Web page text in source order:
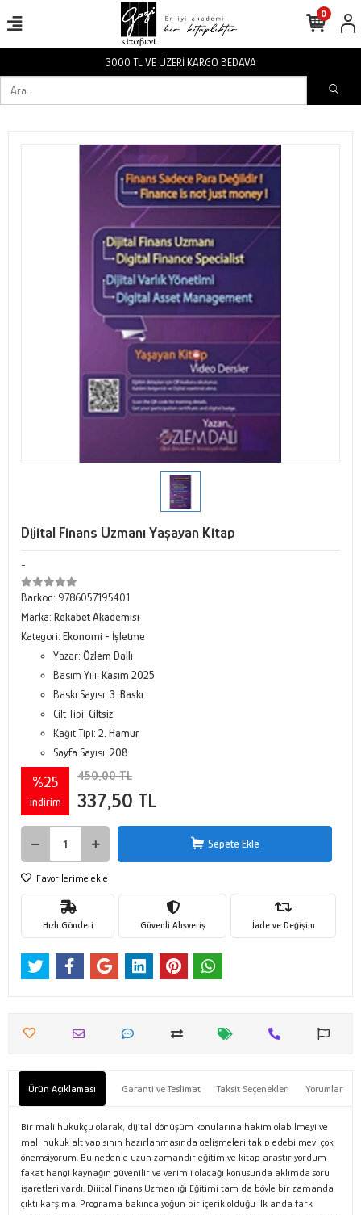
3000 TL VE ÜZERİ KARGO BEDAVA
0
Dijital Finans Uzmanı Yaşayan Kitap
-
Barkod: 9786057195401
Marka: Rekabet Akademisi
Kategori: Ekonomi - İşletme
Yazar: Özlem Dallı
Basım Yılı: Kasım 2025
Baskı Sayısı: 3. Baskı
Cilt Tipi: Ciltsiz
Kağıt Tipi: 2. Hamur
Sayfa Sayısı: 208
%25
indirim
450,00 TL
337,50 TL
Sepete Ekle
Favorilerime ekle
Hızlı Gönderi Güvenli Alışveriş İade ve Değişim
Ürün Açıklaması Garanti ve Teslimat Taksit Seçenekleri Yorumlar
Bir mali hukukçu olarak, dijital dönüşüm konularına hakim olabilmeyi ve
mali hukuk alt yapısının hazırlanmasında gelişmeleri takip edebilmeyi çok
önemsiyorum. Bu nedenle uzun zamandır eğitim ve kitap araştırıyordum
fakat hangi kaynağın güvenilir ve verimli olacağı konusunda aklımda soru
işaretleri vardı. Dijital Finans Uzmanlığı Eğitimi tam da böyle bir zamanda
çıktı karşıma. Programa bakınca yoğun bir içerik olduğu ilk anda fark